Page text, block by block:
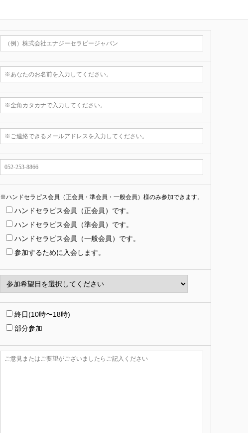
※ハンドセラピス会員（正会員・準会員・一般会員）様のみ参加できます。
ハンドセラピス会員（正会員）です。
ハンドセラピス会員（準会員）です。
ハンドセラピス会員（一般会員）です。
参加するために入会します。
終日(10時〜18時)
部分参加